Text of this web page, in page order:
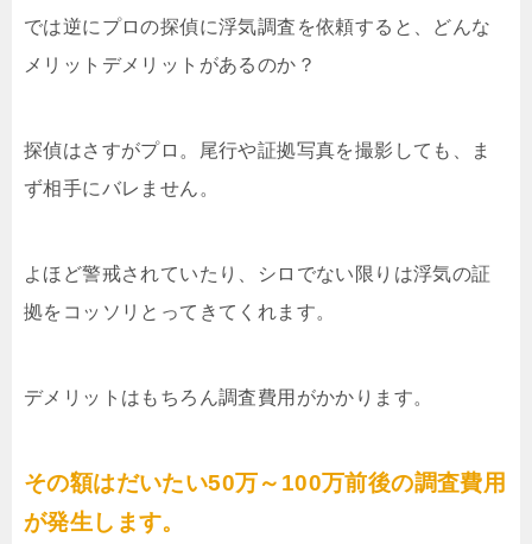
では逆にプロの探偵に浮気調査を依頼すると、どんな
メリットデメリットがあるのか？
探偵はさすがプロ。尾行や証拠写真を撮影しても、ま
ず相手にバレません。
よほど警戒されていたり、シロでない限りは浮気の証
拠をコッソリとってきてくれます。
デメリットはもちろん調査費用がかかります。
その額はだいたい50万～100万前後の調査費用
が発生します。